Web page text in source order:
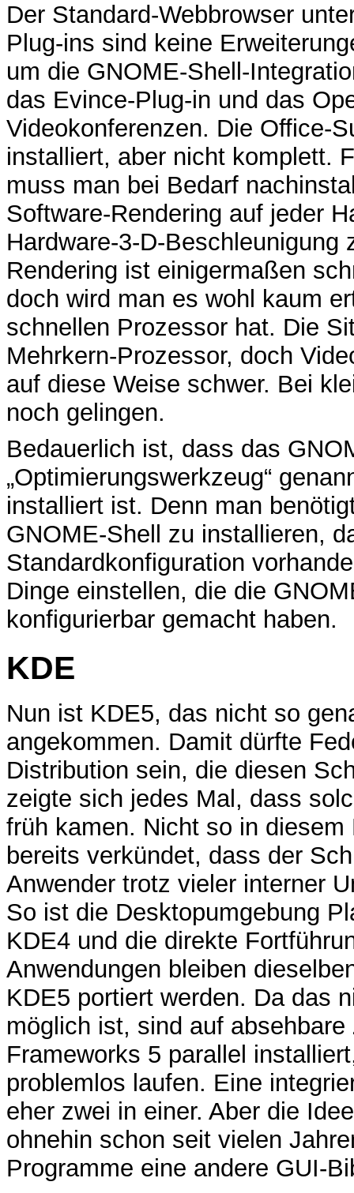
Der Standard-Webbrowser
Plug-ins sind keine
um die GNOME-Shell-
das Evince-Plug-in und das
Videokonferenzen. Die Office-
installiert, aber nicht komplett.
muss man bei Bedarf
Software-Rendering auf jeder
Hardware-3-D-
Rendering ist einigermaßen
doch wird man es wohl kaum
schnellen Prozessor hat. Die
Mehrkern-Prozessor, doch
auf diese Weise schwer. Bei
noch gelingen.
Bedauerlich ist, dass das
„Optimierungswerkzeug“
installiert ist. Denn man
GNOME-Shell zu installieren,
Standardkonfiguration
Dinge einstellen, die die
konfigurierbar gemacht haben.
KDE
Nun ist KDE5, das nicht so
angekommen. Damit dürfte
Distribution sein, die diesen
zeigte sich jedes Mal, dass
früh kamen. Nicht so in
bereits verkündet, dass der
Anwender trotz vieler interner
So ist die Desktopumgebung
KDE4 und die direkte
Anwendungen bleiben
KDE5 portiert werden. Da das
möglich ist, sind auf
Frameworks 5 parallel
problemlos laufen. Eine
eher zwei in einer. Aber die
ohnehin schon seit vielen
Programme eine andere GUI-